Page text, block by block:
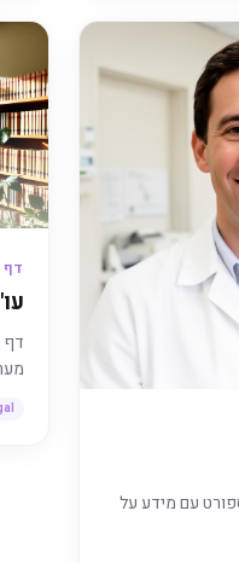
עם מידע על
דף
דף